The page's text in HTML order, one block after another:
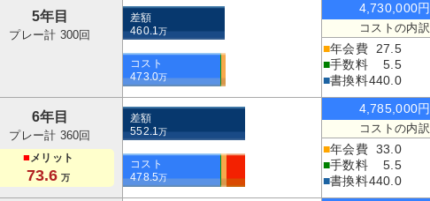
5年目
プレー計 300回
差額
460.1万
コスト
473.0万
4,730,000円
コストの内訳
■年会費
27.5
■手数料
5.5
■書換料440.0
6年目
プレー計 360回
■メリット
73.6 万
差額
552.1万
コスト
478.5万
4,785,000円
コストの内訳
■年会費 33.0
■手数料
5.5
■書換料440.0